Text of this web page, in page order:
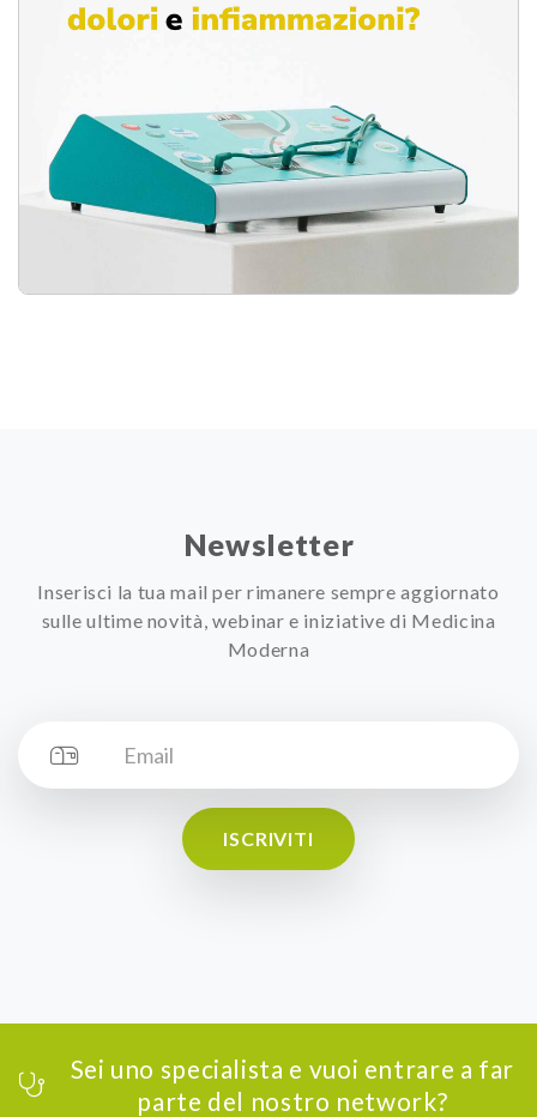
Newsletter
Inserisci la tua mail per rimanere sempre aggiornato
sulle ultime novità, webinar e iniziative di Medicina
Moderna
ISCRIVITI
Sei uno specialista e vuoi entrare a far
parte del nostro network?